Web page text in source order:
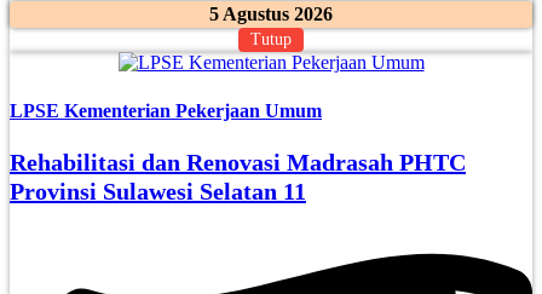
5 Agustus 2026
Tutup
LPSE Kementerian Pekerjaan Umum
Rehabilitasi dan Renovasi Madrasah PHTC
Provinsi Sulawesi Selatan 11